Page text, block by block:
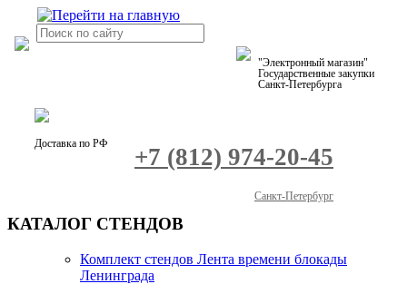
"Электронный магазин"
Государственные закупки
Санкт-Петербурга
Доставка по РФ +7 (812) 974-20-45
Санкт-Петербург
КАТАЛОГ СТЕНДОВ
Комплект стендов Лента времени блокады
Ленинграда